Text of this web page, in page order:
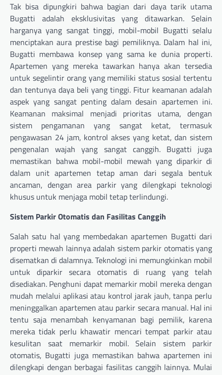
Tak bisa dipungkiri bahwa bagian dari daya tarik utama
Bugatti adalah eksklusivitas yang ditawarkan. Selain
harganya yang sangat tinggi, mobil-mobil Bugatti selalu
menciptakan aura prestise bagi pemiliknya. Dalam hal ini,
Bugatti membawa konsep yang sama ke dunia properti.
Apartemen yang mereka tawarkan hanya akan tersedia
untuk segelintir orang yang memiliki status sosial tertentu
dan tentunya daya beli yang tinggi. Fitur keamanan adalah
aspek yang sangat penting dalam desain apartemen ini.
Keamanan maksimal menjadi prioritas utama, dengan
sistem pengamanan yang sangat ketat, termasuk
pengawasan 24 jam, kontrol akses yang ketat, dan sistem
pengenalan wajah yang sangat canggih. Bugatti juga
memastikan bahwa mobil-mobil mewah yang diparkir di
dalam unit apartemen tetap aman dari segala bentuk
ancaman, dengan area parkir yang dilengkapi teknologi
khusus untuk menjaga mobil tetap terlindungi.
Sistem Parkir Otomatis dan Fasilitas Canggih
Salah satu hal yang membedakan apartemen Bugatti dari
properti mewah lainnya adalah sistem parkir otomatis yang
disematkan di dalamnya. Teknologi ini memungkinkan mobil
untuk diparkir secara otomatis di ruang yang telah
disediakan. Penghuni dapat memarkir mobil mereka dengan
mudah melalui aplikasi atau kontrol jarak jauh, tanpa perlu
meninggalkan apartemen atau parkir secara manual. Hal ini
tentu saja menambah kenyamanan bagi pemilik, karena
mereka tidak perlu khawatir mencari tempat parkir atau
kesulitan saat memarkir mobil. Selain sistem parkir
otomatis, Bugatti juga memastikan bahwa apartemen ini
dilengkapi dengan berbagai fasilitas canggih lainnya. Mulai